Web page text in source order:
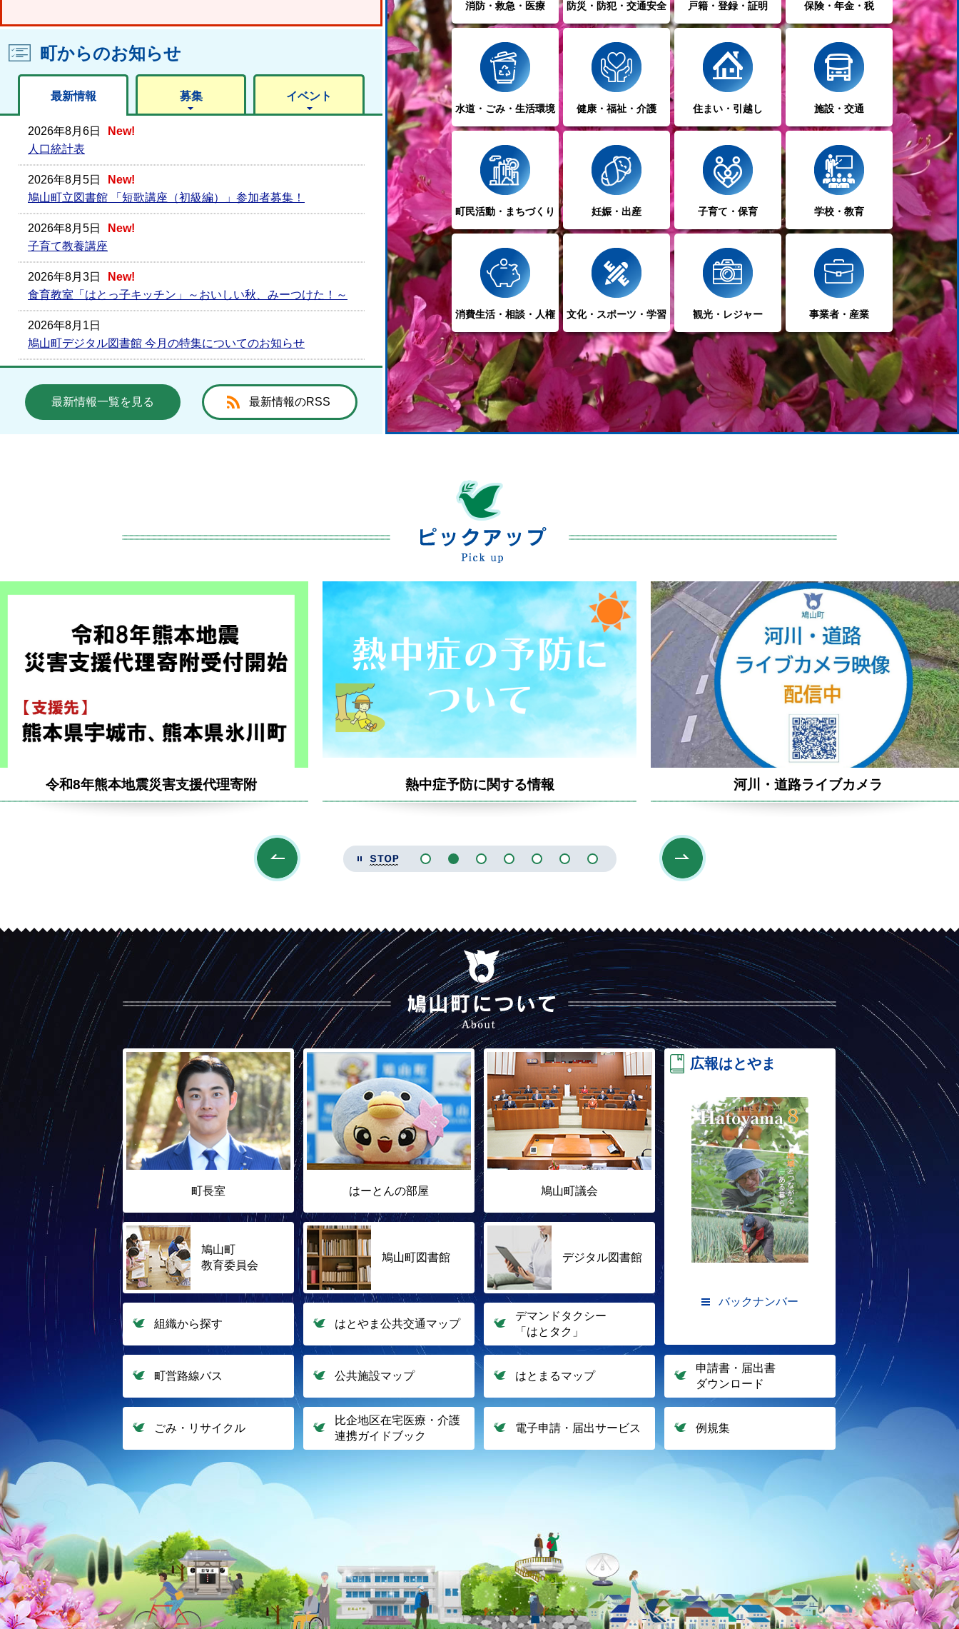
町からのお知らせ
最新情報 募集 イベント
2026年8月6日
New!
人口統計表
2026年8月5日
New!
鳩山町立図書館 「短歌講座（初級編）」参加者募集！
2026年8月5日
New!
子育て教養講座
2026年8月3日
New!
食育教室「はとっ子キッチン」～おいしい秋、みーつけた！～
2026年8月1日
鳩山町デジタル図書館 今月の特集についてのお知らせ
鳩山町サークルガイド
2026年7月31日
最新情報一覧を見る 最新情報のRSS
消防・救急・医療 防災・防犯・交通安全 戸籍・登録・証明 保険・年金・税
水道・ごみ・生活環境 健康・福祉・介護 住まい・引越し 施設・交通
町民活動・まちづくり 妊娠・出産 子育て・保育 学校・教育
消費生活・相談・人権 文化・スポーツ・学習 観光・レジャー 事業者・産業
鳩山町魅力発信デジタルブック（町勢要覧）を見る
令和8年熊本地震災害支援代理寄附
令和8年熊本地震災害支援代理寄附を見る
熱中症予防に関する情報
熱中症予防に関する情報を見る
河川・道路ライブカメラ
停止
町長室 はーとんの部屋 鳩山町議会
鳩山町
教育委員会
鳩山町図書館 デジタル図書館
組織から探す はとやま公共交通マップ
デマンドタクシー
「はとタク」
町営路線バス 公共施設マップ はとまるマップ
申請書・届出書
ダウンロード
ごみ・リサイクル
比企地区在宅医療・介護
連携ガイドブック
電子申請・届出サービス 例規集
広報はとやま
バックナンバー